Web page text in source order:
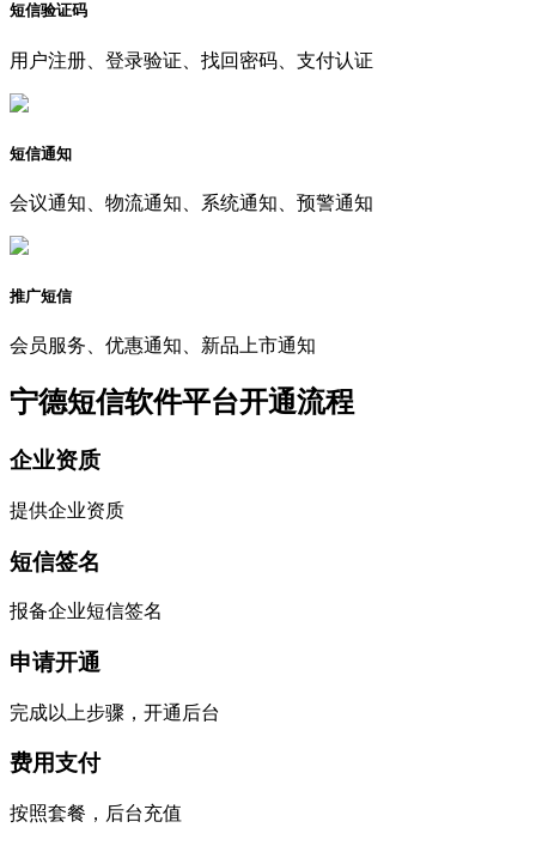
短信验证码
用户注册、登录验证、找回密码、支付认证
短信通知
会议通知、物流通知、系统通知、预警通知
推广短信
会员服务、优惠通知、新品上市通知
宁德短信软件平台开通流程
企业资质
提供企业资质
短信签名
报备企业短信签名
申请开通
完成以上步骤，开通后台
费用支付
按照套餐，后台充值